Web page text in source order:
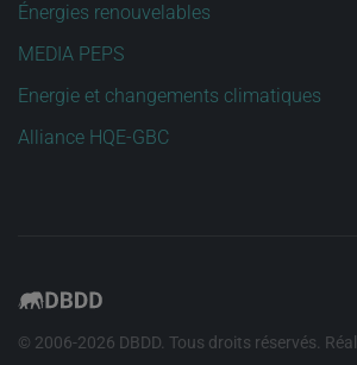
Énergies renouvelables
MEDIA PEPS
Energie et changements climatiques
Alliance HQE-GBC
© 2006-2026 DBDD. Tous droits réservés.